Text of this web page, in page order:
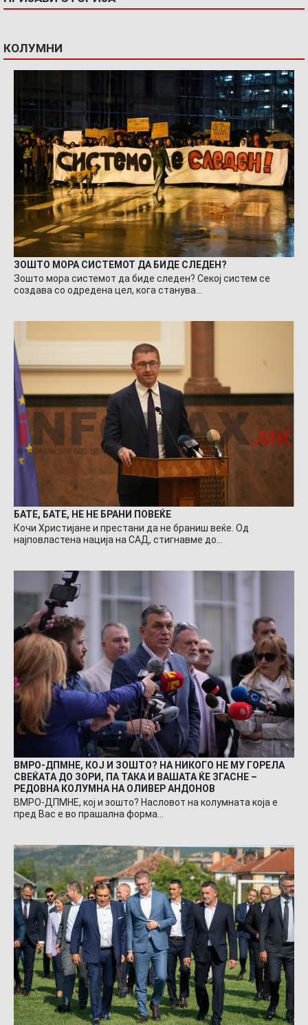
КОЛУМНИ
ЗОШТО МОРА СИСТЕМОТ ДА БИДЕ СЛЕДЕН?
Зошто мора системот да биде следен? Секој систем се
создава со одредена цел, кога станува…
БАТЕ, БАТЕ, НЕ НЕ БРАНИ ПОВЕЌЕ
Кочи Христијане и престани да не браниш веќе. Од
најповластена нација на САД, стигнавме до…
ВМРО-ДПМНЕ, КОЈ И ЗОШТО? НА НИКОГО НЕ МУ ГОРЕЛА
СВЕЌАТА ДО ЗОРИ, ПА ТАКА И ВАШАТА ЌЕ ЗГАСНЕ –
РЕДОВНА КОЛУМНА НА ОЛИВЕР АНДОНОВ
ВМРО-ДПМНЕ, кој и зошто? Насловот на колумната која е
пред Вас е во прашална форма…